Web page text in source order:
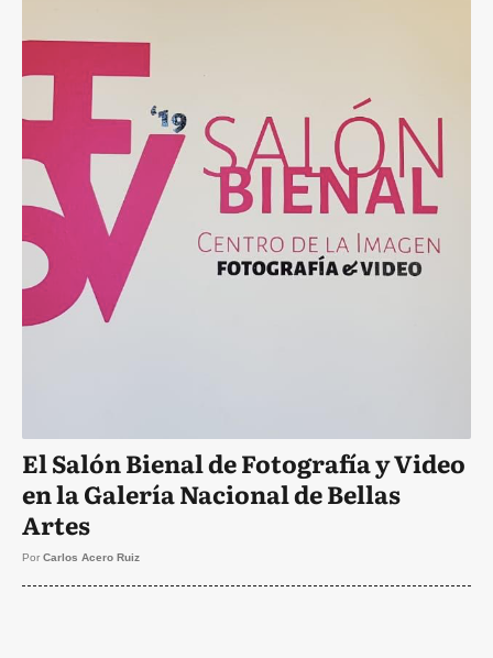
El Salón Bienal de Fotografía y Video
en la Galería Nacional de Bellas
Artes
Por Carlos Acero Ruiz